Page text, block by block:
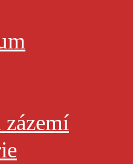
zázemí